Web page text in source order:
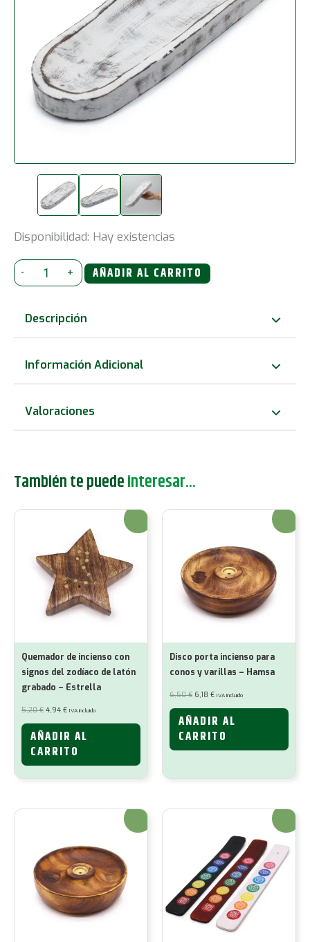
Disponibilidad: Hay existencias
-
Bandeja
Grande
para
30x10cm
Encalada
+ AÑADIR AL CARRITO
Descripción
Información Adicional
Valoraciones
También te puedeinteresar...
¡Oferta!
Quemador de incienso con
signos del zodíaco de latón
grabado – Estrella
5,20€ El
precio
original
era:
5,20 €.
4,94 €El
actual
es:
4,94 €.
IVA incluido
AÑADIR AL
CARRITO
¡Oferta!
Disco porta incienso para
conos y varillas – Hamsa
6,50€ El
precio
original
era:
6,50 €.
6,18 €El
actual
es:
6,18 €.
IVA incluido
AÑADIR AL
CARRITO
¡Oferta! ¡Oferta!